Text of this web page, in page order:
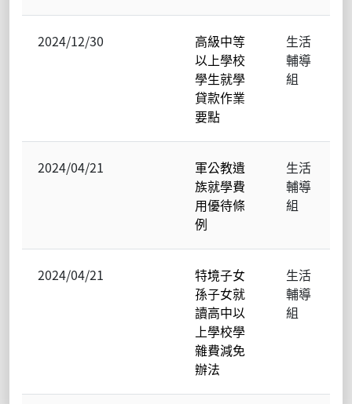
2024/12/30
高級中等
以上學校
學生就學
貸款作業
要點
生活
輔導
組
2024/04/21
軍公教遺
族就學費
用優待條
例
生活
輔導
組
2024/04/21
特境子女
孫子女就
讀高中以
上學校學
雜費減免
辦法
生活
輔導
組